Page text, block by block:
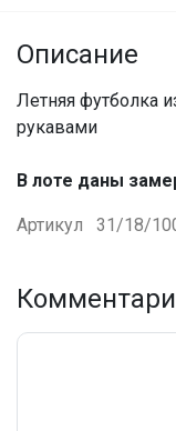
Описание
Летняя футболка
рукавами
В лоте даны
Артикул 31/18/